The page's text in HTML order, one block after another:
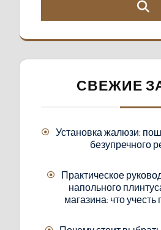
СВЕЖИЕ
Установка жалюзи:
безупречного
Практическое
напольного
магазина: что